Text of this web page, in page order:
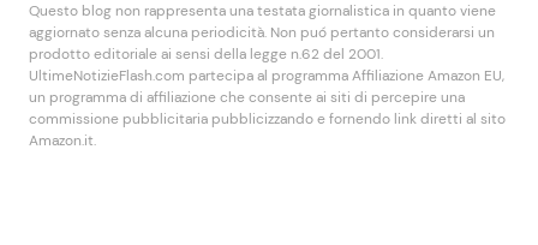
Questo blog non rappresenta una testata giornalistica in quanto viene
aggiornato senza alcuna periodicità. Non puó pertanto considerarsi un
prodotto editoriale ai sensi della legge n.62 del 2001.
UltimeNotizieFlash.com partecipa al programma Affiliazione Amazon EU,
un programma di affiliazione che consente ai siti di percepire una
commissione pubblicitaria pubblicizzando e fornendo link diretti al sito
Amazon.it.